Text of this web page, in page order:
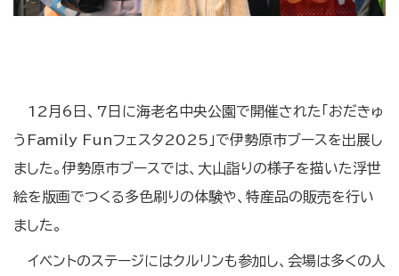
12月6日、7日に海老名中央公園で開催された「おだきゅ
うFamily Funフェスタ2025」で伊勢原市ブースを出展し
ました。伊勢原市ブースでは、大山詣りの様子を描いた浮世
絵を版画でつくる多色刷りの体験や、特産品の販売を行い
ました。
イベントのステージにはクルリンも参加し、会場は多くの人